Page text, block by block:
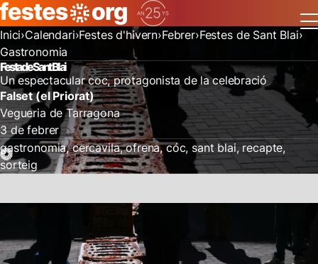
Inici Calendari Festes d'hivern Febrer Festes de Sant Blai
Gastronomia
Festa de Sant Blai
Un espectacular coc, protagonista de la celebració
Falset (el Priorat)
Vegueria de Tarragona
3 de febrer
gastronomia cercavila ofrena cóc sant blai recapte
sorteig